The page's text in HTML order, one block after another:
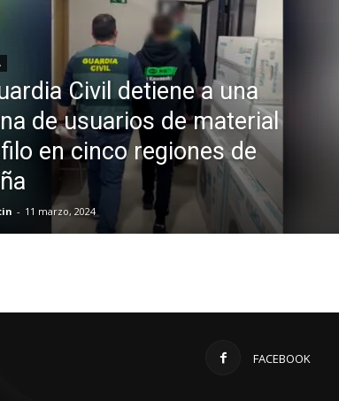
Civil detiene a una
de usuarios de material
en cinco regiones de
- 11 marzo, 2024
FACEBOOK